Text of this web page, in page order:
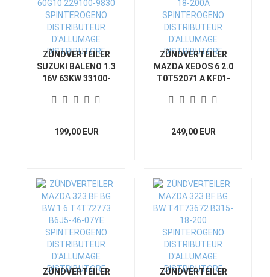
ZÜNDVERTEILER
SUZUKI BALENO 1.3
16V 63KW 33100-
SPINTEROGENO
D'ALLUMAGE
DISTRIBUTORE
199,00 EUR
ZÜNDVERTEILER
MAZDA XEDOS 6 2.0
T0T52071 A KF01-
SPINTEROGENO
D'ALLUMAGE
DISTRIBUTORE
249,00 EUR
ZÜNDVERTEILER
ZÜNDVERTEILER